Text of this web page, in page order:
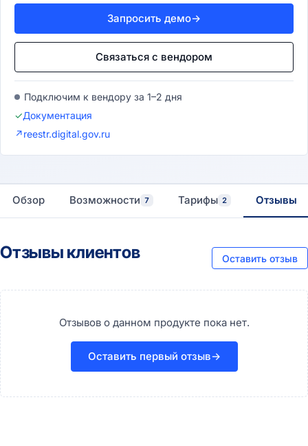
Запросить демо→
Связаться с вендором
Подключим к вендору за 1–2 дня
✓Документация
↗reestr.digital.gov.ru
Обзор Возможности 7 Тарифы 2 Отзывы
Отзывы клиентов Оставить отзыв
Отзывов о данном продукте пока нет.
Оставить первый отзыв→